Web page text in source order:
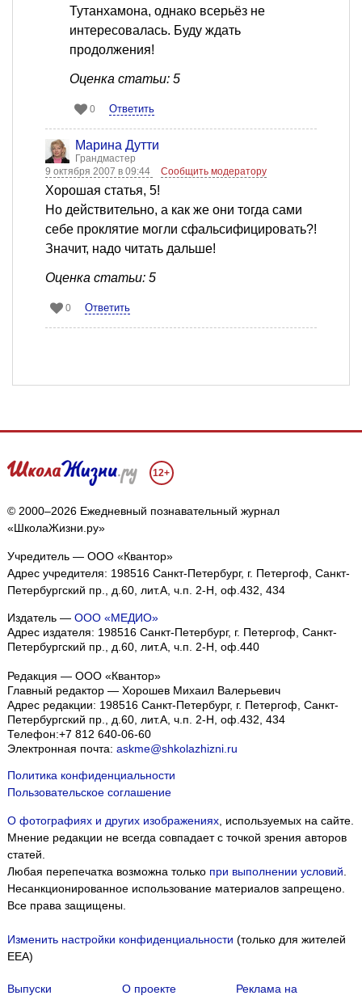
Тутанхамона, однако всерьёз не
интересовалась. Буду ждать
продолжения!
Оценка статьи: 5
0 Ответить
Марина Дутти
Грандмастер
9 октября 2007 в 09:44
Сообщить модератору
Хорошая статья, 5!
Но действительно, а как же они тогда сами
себе проклятие могли сфальсифицировать?!
Значит, надо читать дальше!
Оценка статьи: 5
0 Ответить
12+
© 2000–2026 Ежедневный познавательный журнал
«ШколаЖизни.ру»
Учредитель — ООО «Квантор»
Адрес учредителя: 198516 Санкт-Петербург, г. Петергоф, Санкт-
Петербургский пр., д.60, лит.А, ч.п. 2-Н, оф.432, 434
Издатель — ООО «МЕДИО»
Адрес издателя: 198516 Санкт-Петербург, г. Петергоф, Санкт-
Петербургский пр., д.60, лит.А, ч.п. 2-Н, оф.440
Редакция — ООО «Квантор»
Главный редактор — Хорошев Михаил Валерьевич
Адрес редакции: 198516 Санкт-Петербург, г. Петергоф, Санкт-
Петербургский пр., д.60, лит.А, ч.п. 2-Н, оф.432, 434
Телефон:+7 812 640-06-60
Электронная почта: askme@shkolazhizni.ru
Политика конфиденциальности
Пользовательское соглашение
О фотографиях и других изображениях, используемых на сайте.
Мнение редакции не всегда совпадает с точкой зрения авторов
статей.
Любая перепечатка возможна только при выполнении условий.
Несанкционированное использование материалов запрещено.
Все права защищены.
Изменить настройки конфиденциальности (только для жителей
EEA)
Выпуски О проекте
Реклама на